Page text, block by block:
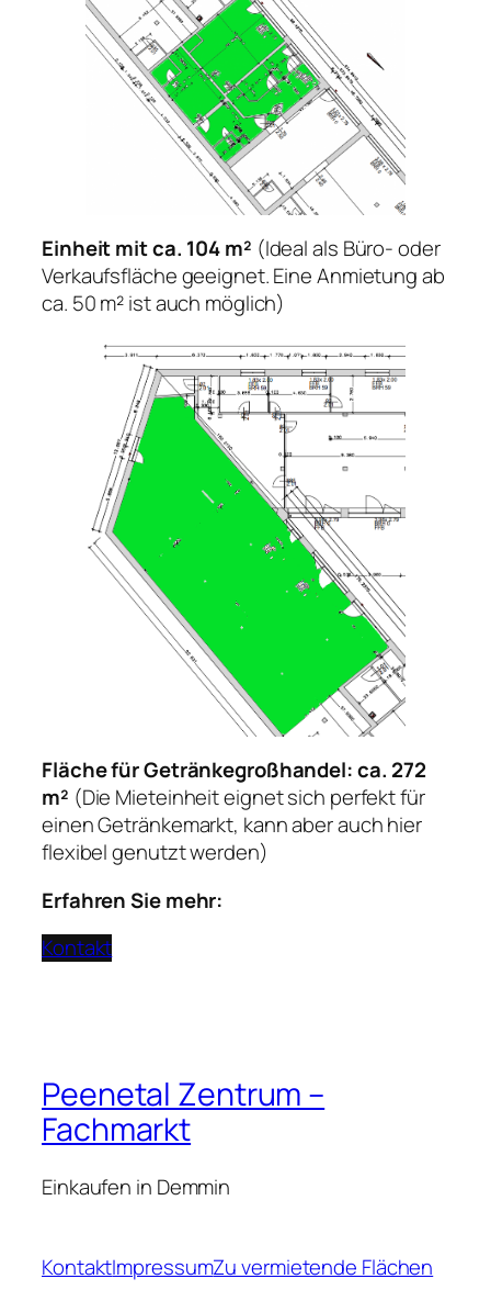
Einheit mit ca. 104 m² (Ideal als Büro- oder
Verkaufsfläche geeignet. Eine Anmietung ab
ca. 50 m² ist auch möglich)
Fläche für Getränkegroßhandel: ca. 272
m² (Die Mieteinheit eignet sich perfekt für
einen Getränkemarkt, kann aber auch hier
flexibel genutzt werden)
Erfahren Sie mehr:
Kontakt
Peenetal Zentrum –
Fachmarkt
Einkaufen in Demmin
KontaktImpressumZu vermietende Flächen